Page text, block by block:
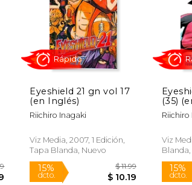
$ 9.99
15%
dcto.
$ 11.99
$ 10.19
Eyeshield 21 gn vol 17
(en Inglés)
Riichiro Inagaki
Viz Media, 2007, 1 Edición,
Tapa Blanda, Nuevo
(35)
Riichiro
Viz